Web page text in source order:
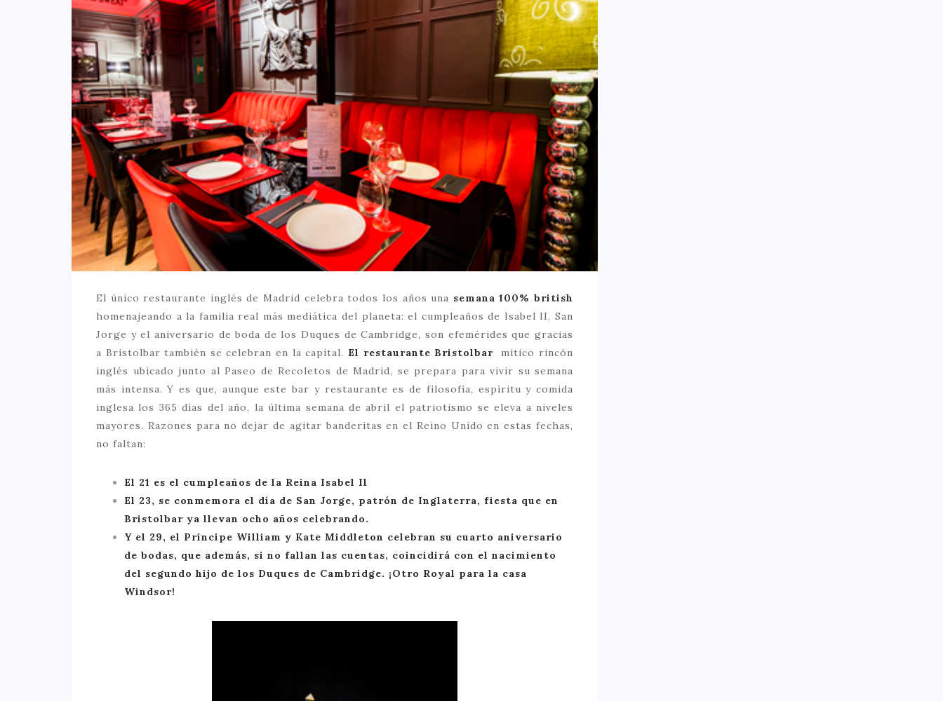
El único restaurante inglés de Madrid celebra todos los años una semana 100% british
homenajeando a la familia real más mediática del planeta: el cumpleaños de Isabel II, San
Jorge y el aniversario de boda de los Duques de Cambridge, son efemérides que gracias
a Bristolbar también se celebran en la capital. El restaurante Bristolbar mítico rincón
inglés ubicado junto al Paseo de Recoletos de Madrid, se prepara para vivir su semana
más intensa. Y es que, aunque este bar y restaurante es de filosofía, espíritu y comida
inglesa los 365 días del año, la última semana de abril el patriotismo se eleva a niveles
mayores. Razones para no dejar de agitar banderitas en el Reino Unido en estas fechas,
no faltan:
El 21 es el cumpleaños de la Reina Isabel Il
El 23, se conmemora el día de San Jorge, patrón de Inglaterra, fiesta que en
Bristolbar ya llevan ocho años celebrando.
Y el 29, el Príncipe William y Kate Middleton celebran su cuarto aniversario
de bodas, que además, si no fallan las cuentas, coincidirá con el nacimiento
del segundo hijo de los Duques de Cambridge. ¡Otro Royal para la casa
Windsor!